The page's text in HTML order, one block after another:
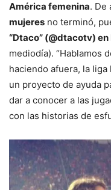
América femenina. De
mujeres no terminó,
“Dtaco” (@dtacotv)
mediodía). “Hablamos
haciendo afuera, la
un proyecto de ayuda
dar a conocer a las
con las historias de